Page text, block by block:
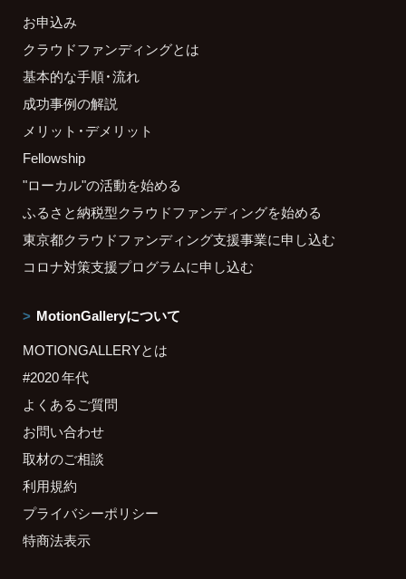
お申込み
クラウドファンディングとは
基本的な手順・流れ
成功事例の解説
メリット・デメリット
Fellowship
"ローカル"の活動を始める
ふるさと納税型クラウドファンディングを始める
東京都クラウドファンディング支援事業に申し込む
コロナ対策支援プログラムに申し込む
MotionGalleryについて
MOTIONGALLERYとは
#2020 年代
よくあるご質問
お問い合わせ
取材のご相談
利用規約
プライバシーポリシー
特商法表示